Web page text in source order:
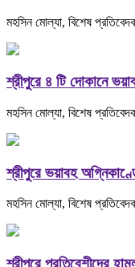
মহসিন মোল্যা, বিশেষ
শ্রীপুরে ৪ টি দোকানে
মহসিন মোল্যা, বিশেষ
শ্রীপুরে ভয়াবহ
মহসিন মোল্যা, বিশেষ
শ্রীপুরে প্রতিবেশীদের